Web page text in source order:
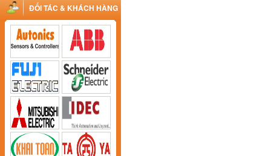
ĐỐI TÁC & KHÁCH HÀNG